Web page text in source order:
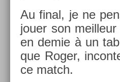
Au final, je ne
jouer son
en demie à un
que Roger,
ce match.